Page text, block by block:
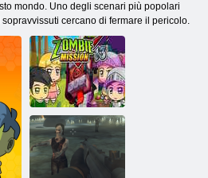
mondo. Uno degli scenari più popolari
cercano di fermare il pericolo.
Missione zombi
13